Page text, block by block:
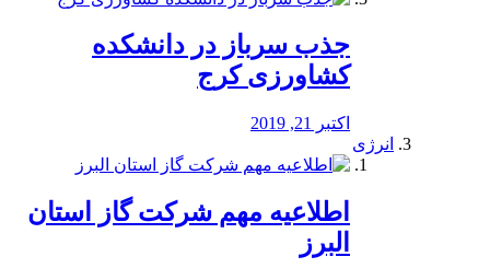
جذب سرباز در دانشکده
کشاورزی کرج
اکتبر 21, 2019
انرژی
️اطلاعیه مهم شرکت گاز استان
البرز